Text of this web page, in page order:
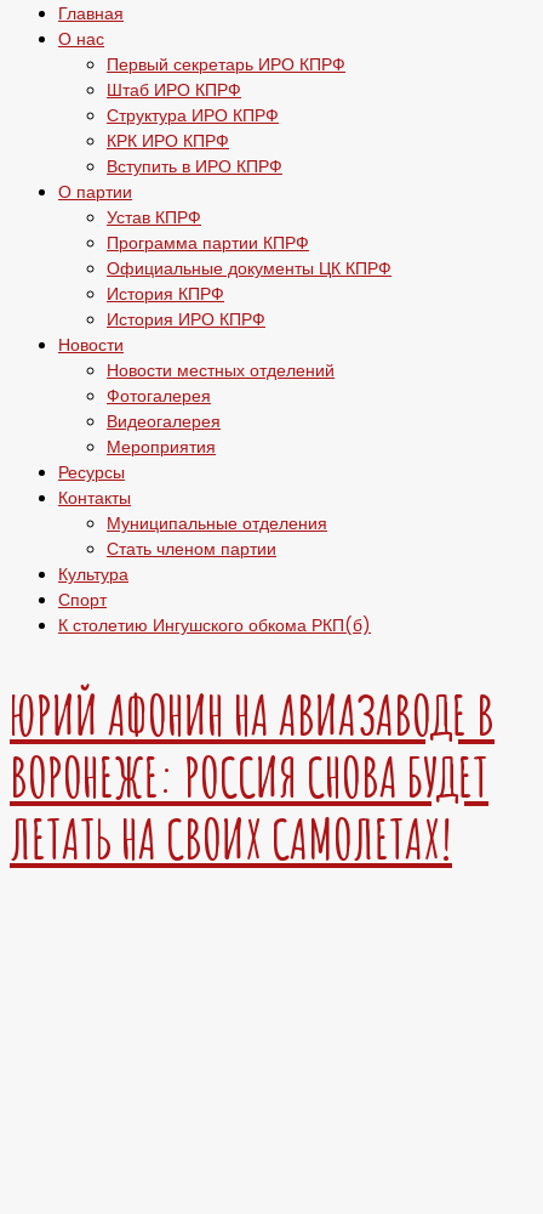
Главная
О нас
Первый секретарь ИРО КПРФ
Штаб ИРО КПРФ
Структура ИРО КПРФ
КРК ИРО КПРФ
Вступить в ИРО КПРФ
О партии
Устав КПРФ
Программа партии КПРФ
Официальные документы ЦК КПРФ
История КПРФ
История ИРО КПРФ
Новости
Новости местных отделений
Фотогалерея
Видеогалерея
Мероприятия
Ресурсы
Контакты
Муниципальные отделения
Стать членом партии
Культура
Спорт
К столетию Ингушского обкома РКП(б)
ЮРИЙ АФОНИН НА АВИАЗАВОДЕ В
ВОРОНЕЖЕ: РОССИЯ СНОВА БУДЕТ
ЛЕТАТЬ НА СВОИХ САМОЛЕТАХ!